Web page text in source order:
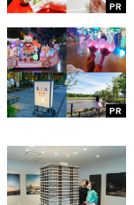
PR
PR